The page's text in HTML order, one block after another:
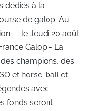
dédiés à la
de galop. Au
: - le Jeudi 20 août
Galop - La
champions, des
et horse-ball et
avec
fonds seront